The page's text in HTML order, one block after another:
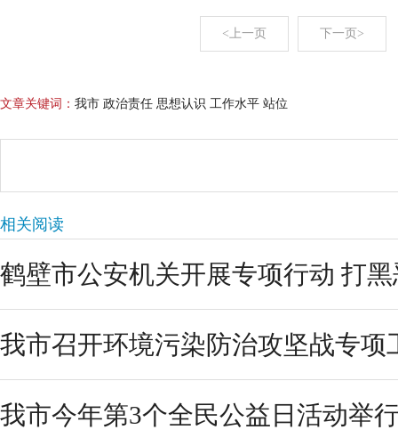
<上一页 下一页>
文章关键词： 我市 政治责任 思想认识 工作水平 站位
相关阅读
鹤壁市公安机关开展专项行动 打
我市召开环境污染防治攻坚战专项
我市今年第3个全民公益日活动举